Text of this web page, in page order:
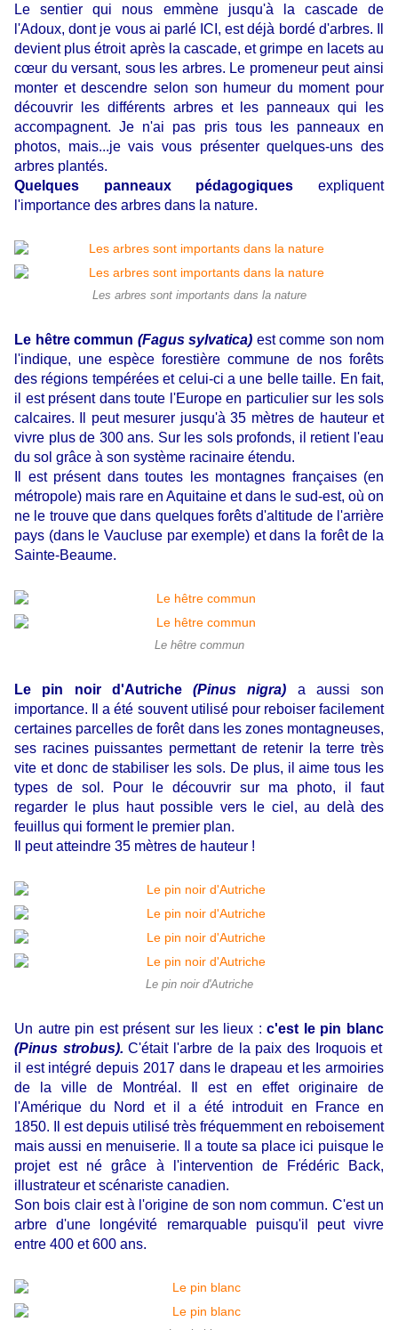
Le sentier qui nous emmène jusqu'à la cascade de
l'Adoux, dont je vous ai parlé ICI, est déjà bordé d'arbres. Il
devient plus étroit après la cascade, et grimpe en lacets au
cœur du versant, sous les arbres. Le promeneur peut ainsi
monter et descendre selon son humeur du moment pour
découvrir les différents arbres et les panneaux qui les
accompagnent. Je n'ai pas pris tous les panneaux en
photos, mais...je vais vous présenter quelques-uns des
arbres plantés.
Quelques panneaux pédagogiques expliquent
l'importance des arbres dans la nature.
Les arbres sont importants dans la nature
Le hêtre commun (Fagus sylvatica) est comme son nom
l'indique, une espèce forestière commune de nos forêts
des régions tempérées et celui-ci a une belle taille. En fait,
il est présent dans toute l'Europe en particulier sur les sols
calcaires. Il peut mesurer jusqu'à 35 mètres de hauteur et
vivre plus de 300 ans. Sur les sols profonds, il retient l'eau
du sol grâce à son système racinaire étendu.
Il est présent dans toutes les montagnes françaises (en
métropole) mais rare en Aquitaine et dans le sud-est, où on
ne le trouve que dans quelques forêts d'altitude de l'arrière
pays (dans le Vaucluse par exemple) et dans la forêt de la
Sainte-Beaume.
Le hêtre commun
Le pin noir d'Autriche (Pinus nigra) a aussi son
importance. Il a été souvent utilisé pour reboiser facilement
certaines parcelles de forêt dans les zones montagneuses,
ses racines puissantes permettant de retenir la terre très
vite et donc de stabiliser les sols. De plus, il aime tous les
types de sol. Pour le découvrir sur ma photo, il faut
regarder le plus haut possible vers le ciel, au delà des
feuillus qui forment le premier plan.
Il peut atteindre 35 mètres de hauteur !
Le pin noir d'Autriche
Un autre pin est présent sur les lieux :c'est le pin blanc
(Pinus strobus).C'était l'arbre de la paix des Iroquois et
il est intégré depuis 2017 dans le drapeau et les armoiries
de la ville de Montréal. Il est en effet originaire de
l'Amérique du Nord et il a été introduit en France en
1850. Il est depuis utilisé très fréquemment en reboisement
mais aussi en menuiserie. Il a toute sa place ici puisque le
projet est né grâce à l'intervention de Frédéric Back,
illustrateur et scénariste canadien.
Son bois clair est à l'origine de son nom commun. C'est un
arbre d'une longévité remarquable puisqu'il peut vivre
entre 400 et 600 ans.